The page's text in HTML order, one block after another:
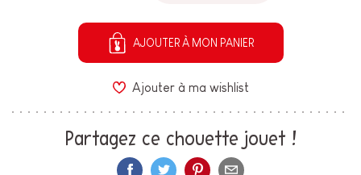
AJOUTER À MON PANIER
Ajouter à ma wishlist
Partagez ce chouette jouet !